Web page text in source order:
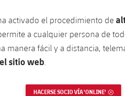
activado el procedimiento de
a cualquier persona de
manera fácil y a distancia,
sitio web.
HACERSE SOCIO VÍA 'ONLINE'